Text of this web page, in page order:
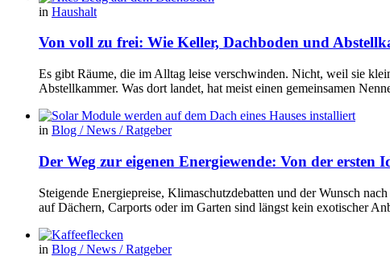
in Haushalt
Von voll zu frei: Wie Keller, Dachboden und
Es gibt Räume, die im Alltag leise verschwinden. Nicht, weil sie
Abstellkammer. Was dort landet, hat meist einen gemeinsamen
in Blog / News / Ratgeber
Der Weg zur eigenen Energiewende: Von der ersten
Steigende Energiepreise, Klimaschutzdebatten und der Wunsch
auf Dächern, Carports oder im Garten sind längst kein exotischer
in Blog / News / Ratgeber